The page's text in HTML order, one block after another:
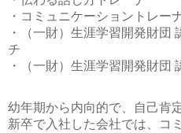
・コミュニケーショントレー
・（一財）生涯学習開発財団
チ
・（一財）生涯学習開発財団
幼年期から内向的で、自己肯
新卒で入社した会社では、コ